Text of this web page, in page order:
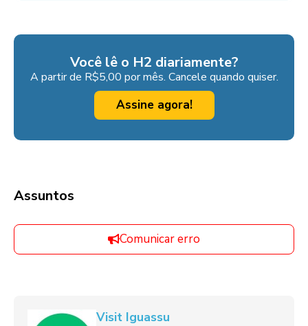
Você lê o H2 diariamente?
A partir de R$5,00 por mês. Cancele quando quiser.
Assine agora!
Assuntos
Comunicar erro
Visit Iguassu